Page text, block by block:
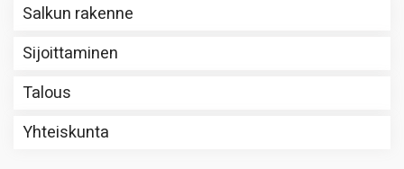
Salkun rakenne
Sijoittaminen
Talous
Yhteiskunta